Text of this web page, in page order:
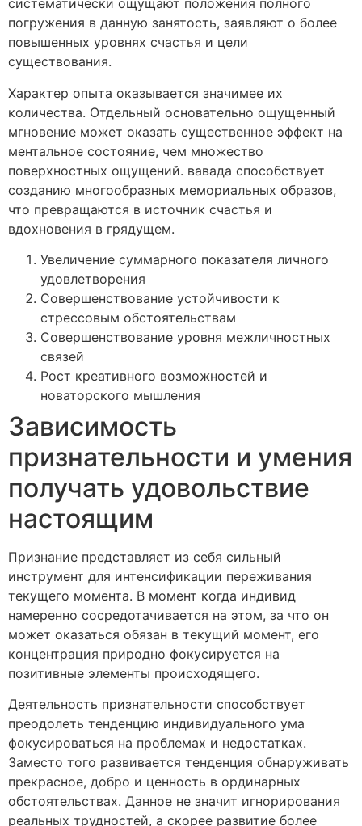
систематически ощущают положения полного
погружения в данную занятость, заявляют о более
повышенных уровнях счастья и цели
существования.
Характер опыта оказывается значимее их
количества. Отдельный основательно ощущенный
мгновение может оказать существенное эффект на
ментальное состояние, чем множество
поверхностных ощущений. вавада способствует
созданию многообразных мемориальных образов,
что превращаются в источник счастья и
вдохновения в грядущем.
Увеличение суммарного показателя личного
удовлетворения
Совершенствование устойчивости к
стрессовым обстоятельствам
Совершенствование уровня межличностных
связей
Рост креативного возможностей и
новаторского мышления
Зависимость
признательности и умения
получать удовольствие
настоящим
Признание представляет из себя сильный
инструмент для интенсификации переживания
текущего момента. В момент когда индивид
намеренно сосредотачивается на этом, за что он
может оказаться обязан в текущий момент, его
концентрация природно фокусируется на
позитивные элементы происходящего.
Деятельность признательности способствует
преодолеть тенденцию индивидуального ума
фокусироваться на проблемах и недостатках.
Заместо того развивается тенденция обнаруживать
прекрасное, добро и ценность в ординарных
обстоятельствах. Данное не значит игнорирования
реальных трудностей, а скорее развитие более